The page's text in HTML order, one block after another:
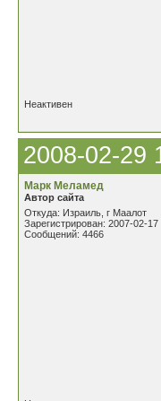
Неактивен
2008-02-29
Марк Меламед
Автор сайта
Откуда: Израиль, г Маалот
Зарегистрирован: 2007-02-17
Сообщений: 4466